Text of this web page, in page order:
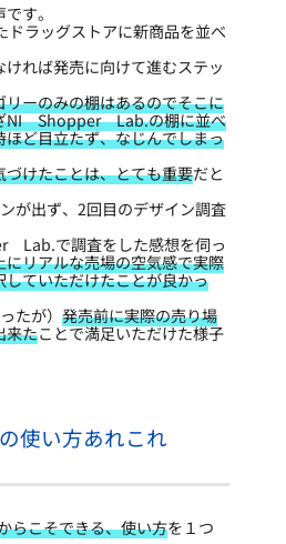
す。
ラッグストアに新商品を並べ
れば発売に向けて進むステッ
リーのみの棚はあるのでそこに
NI Shopper Lab.の棚に並べ
ど目立たず、なじんでしまっ
けたことは、とても重要だと
が出ず、2回目のデザイン調査
Lab.で調査をした感想を伺っ
リアルな売場の空気感で実際
ていただけたことが良かっ
たが） 発売前に実際の売り場
来たことで満足いただけた様子
使い方あれこれ
こそできる、使い方を１つ